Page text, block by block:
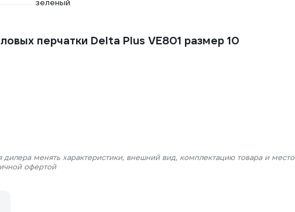
зеленый
перчатки Delta Plus VE801 размер 10
менять характеристики, внешний вид, комплектацию товара и место
офертой